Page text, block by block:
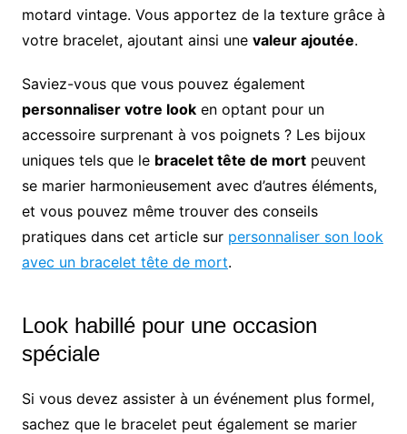
motard vintage. Vous apportez de la texture grâce à
votre bracelet, ajoutant ainsi une valeur ajoutée.
Saviez-vous que vous pouvez également
personnaliser votre looken optant pour un
accessoire surprenant à vos poignets ? Les bijoux
uniques tels que le bracelet tête de mortpeuvent
se marier harmonieusement avec d’autres éléments,
et vous pouvez même trouver des conseils
pratiques dans cet article sur personnaliser son look
avec un bracelet tête de mort.
Look habillé pour une occasion
spéciale
Si vous devez assister à un événement plus formel,
sachez que le bracelet peut également se marier